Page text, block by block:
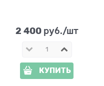
2 400 руб./шт
КУПИТЬ